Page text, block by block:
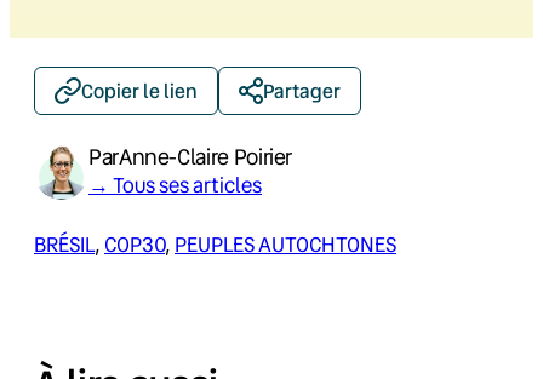
Copier le lien Partager
ParAnne-Claire Poirier
→ Tous ses articles
BRÉSIL, COP30, PEUPLES AUTOCHTONES